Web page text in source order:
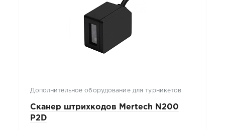
Дополнительное оборудование для турникетов
Сканер штрихкодов Mertech N200
P2D